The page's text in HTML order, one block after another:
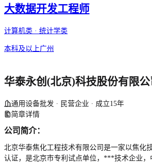
大数据开发工程师
计算机类 · 统计学类
本科及以上广州
华泰永创(北京)科技股份有限公
通用设备批发 · 民营企业 · 成立15年
简章详情
公司简介：
北京华泰焦化工程技术有限公司是一家以焦化
认证，是北京市专利试点单位，***技术企业，